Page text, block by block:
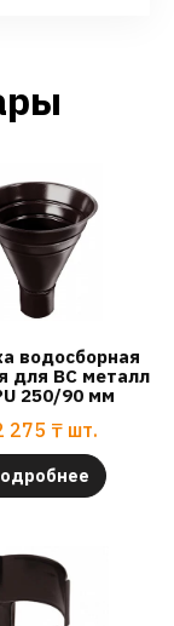
водосборная
для ВС металл
250/90 мм
275 ₸ шт.